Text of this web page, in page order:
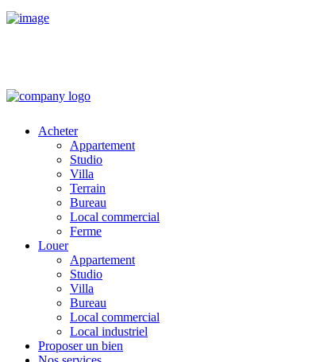
Acheter
Appartement
Studio
Villa
Terrain
Bureau
Local commercial
Ferme
Louer
Appartement
Studio
Villa
Bureau
Local commercial
Local industriel
Proposer un bien